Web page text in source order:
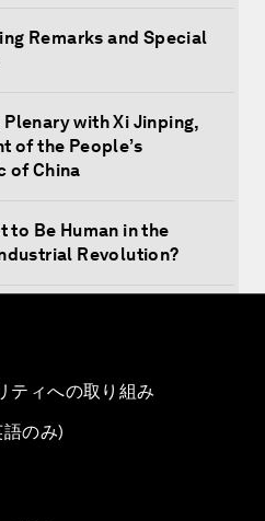
Remarks and Special
Plenary with Xi Jinping,
of the People’s
of China
to Be Human in the
Revolution?
Gary White
the United States
Agenda
ティへの取り組み
のみ)